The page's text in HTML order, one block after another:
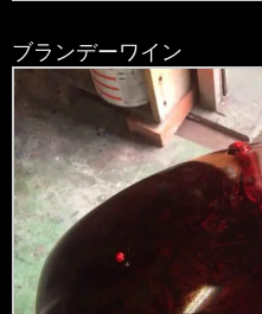
ブランデーワイン